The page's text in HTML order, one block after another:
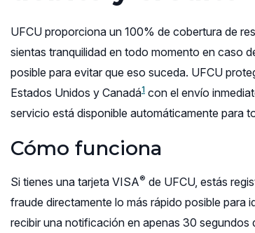
UFCU proporciona un 100% de cobertura de
sientas tranquilidad en todo momento en caso
posible para evitar que eso suceda. UFCU
Estados Unidos y Canadá1 con el envío
servicio está disponible automáticamente para
Cómo funciona
Si tienes una tarjeta VISA® de UFCU, estás
fraude directamente lo más rápido posible para
recibir una notificación en apenas 30